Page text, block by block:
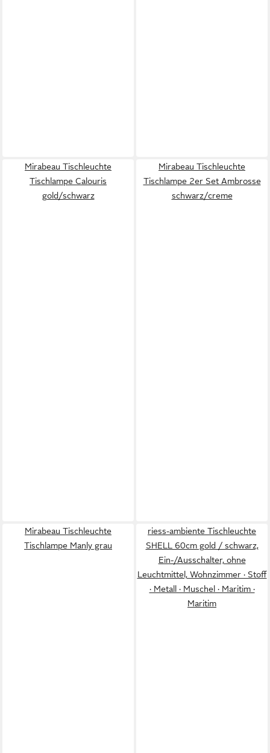
Mirabeau Tischleuchte
Tischlampe Calouris
gold/schwarz
Mirabeau Tischleuchte
Tischlampe 2er Set Ambrosse
schwarz/creme
Mirabeau Tischleuchte
Tischlampe Manly grau
riess-ambiente Tischleuchte
SHELL 60cm gold / schwarz,
Ein-/Ausschalter, ohne
Leuchtmittel, Wohnzimmer · Stoff
· Metall · Muschel · Maritim ·
Maritim